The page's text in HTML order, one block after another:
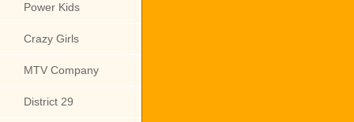
Power Kids
Crazy Girls
MTV Company
District 29